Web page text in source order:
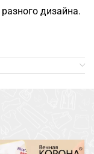
дизайна.